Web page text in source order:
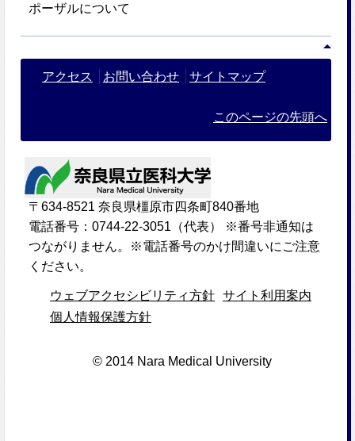
ポーザルについて
アクセス お問い合わせ サイトマップ
このページの先頭へ
〒634-8521 奈良県橿原市四条町840番地
電話番号：0744-22-3051（代表） ※番号非通知は
つながりません。※電話番号のかけ間違いにご注意
ください。
ウェブアクセシビリティ方針 サイト利用案内
個人情報保護方針
© 2014 Nara Medical University